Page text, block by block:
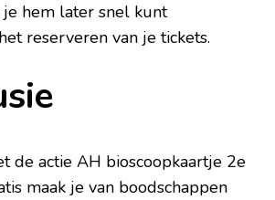
je hem later snel kunt
reserveren van je tickets.
de actie AH bioscoopkaartje 2e
maak je van boodschappen